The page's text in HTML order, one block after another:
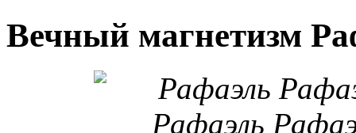
Вечный магнетизм